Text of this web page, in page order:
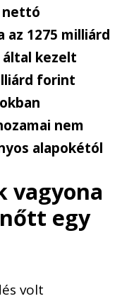
nettó
1275 milliárd
kezelt
forint
nem
alapokétól
vagyona
egy
volt